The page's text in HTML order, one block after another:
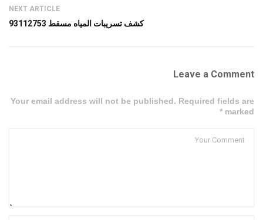
NEXT ARTICLE
كشف تسريبات المياه مسقط 93112753
Leave a Comment
Your email address will not be published. Required fields are
marked *